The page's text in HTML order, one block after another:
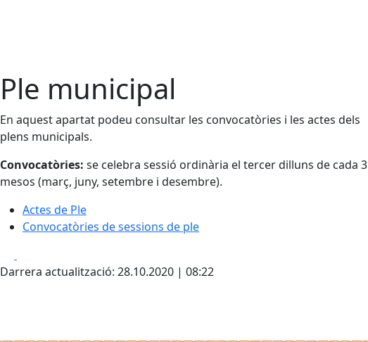
Ple municipal
En aquest apartat podeu consultar les convocatòries i les actes dels
plens municipals.
Convocatòries: se celebra sessió ordinària el tercer dilluns de cada 3
mesos (març, juny, setembre i desembre).
Actes de Ple
Convocatòries de sessions de ple
Darrera actualització: 28.10.2020 | 08:22